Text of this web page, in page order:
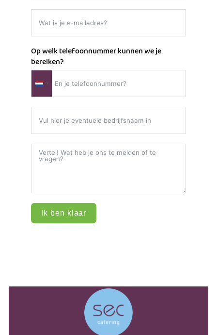
Op welk telefoonnummer kunnen we je
bereiken?
Netherlands
+31
Ik ben klaar